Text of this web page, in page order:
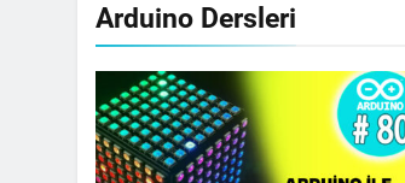
Arduino Dersleri